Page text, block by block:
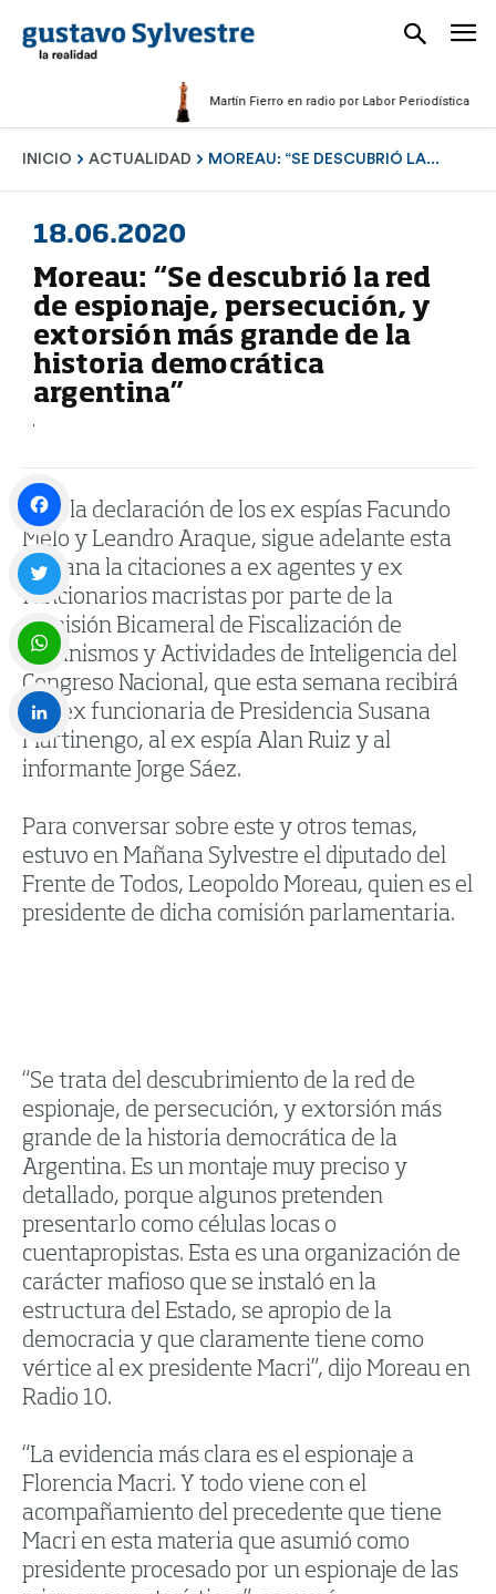
Martín Fierro en radio por Labor Periodística
INICIO ACTUALIDAD MOREAU: “SE DESCUBRIÓ LA...
18.06.2020
Moreau: “Se descubrió la red
de espionaje, persecución, y
extorsión más grande de la
historia democrática
argentina”
Tras la declaración de los ex espías Facundo
Melo y Leandro Araque, sigue adelante esta
semana la citaciones a ex agentes y ex
funcionarios macristas por parte de la
Comisión Bicameral de Fiscalización de
Organismos y Actividades de Inteligencia del
Congreso Nacional, que esta semana recibirá
a la ex funcionaria de Presidencia Susana
Martinengo, al ex espía Alan Ruiz y al
informante Jorge Sáez.
Para conversar sobre este y otros temas,
estuvo en Mañana Sylvestre el diputado del
Frente de Todos, Leopoldo Moreau, quien es el
presidente de dicha comisión parlamentaria.
“Se trata del descubrimiento de la red de
espionaje, de persecución, y extorsión más
grande de la historia democrática de la
Argentina. Es un montaje muy preciso y
detallado, porque algunos pretenden
presentarlo como células locas o
cuentapropistas. Esta es una organización de
carácter mafioso que se instaló en la
estructura del Estado, se apropio de la
democracia y que claramente tiene como
vértice al ex presidente Macri”, dijo Moreau en
Radio 10.
“La evidencia más clara es el espionaje a
Florencia Macri. Y todo viene con el
acompañamiento del precedente que tiene
Macri en esta materia que asumió como
presidente procesado por un espionaje de las
Facebook
Twitter
WhatsApp
LinkedIn